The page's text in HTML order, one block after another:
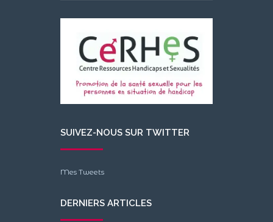
SUIVEZ-NOUS SUR TWITTER
Mes Tweets
DERNIERS ARTICLES